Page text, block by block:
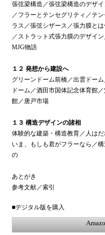
張弦梁構造／張弦梁構造のデザ
／フラーとテンセグリティ／テ
ラス／張弦シザース／張力膜と
／ストラット式張力膜のデザイ
MJG物語
１２ 発想から建設へ
グリーンドーム前橋／出雲ドー
ドーム／酒田市国体記念体育館
館／唐戸市場
１３ 構造デザインの諸相
体験的な建築・構造教育／人は
いま、もしも君がフラーなら／
の
あとがき
参考文献／索引
■デジタル版を購入